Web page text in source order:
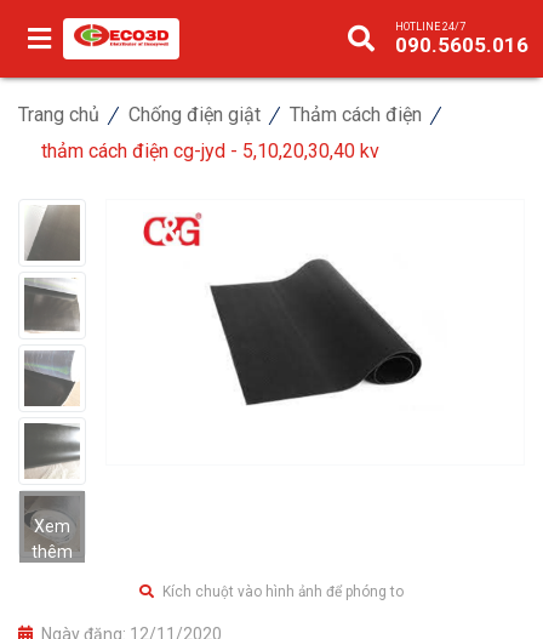
HOTLINE 24/7
090.5605.016
Trang chủ Chống điện giật
Thảm cách điện
thảm cách điện cg-jyd - 5,10,20,30,40 kv
Xem
thêm
Kích chuột vào hình ảnh để phóng to
Ngày đăng: 12/11/2020